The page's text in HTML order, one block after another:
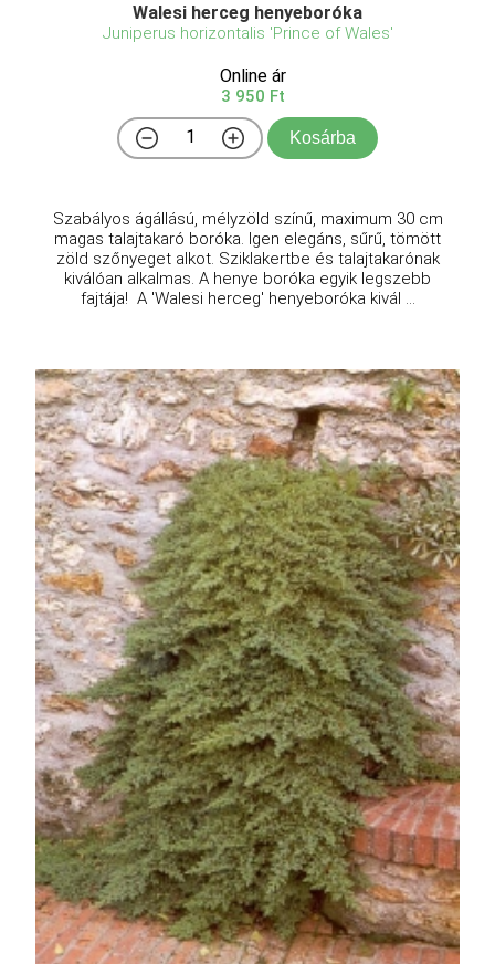
Walesi herceg henyeboróka
Juniperus horizontalis 'Prince of Wales'
Online ár
3 950 Ft
Kosárba
Szabályos ágállású, mélyzöld színű, maximum 30 cm
magas talajtakaró boróka. Igen elegáns, sűrű, tömött
zöld szőnyeget alkot. Sziklakertbe és talajtakarónak
kiválóan alkalmas. A henye boróka egyik legszebb
fajtája! A 'Walesi herceg' henyeboróka kivál ...